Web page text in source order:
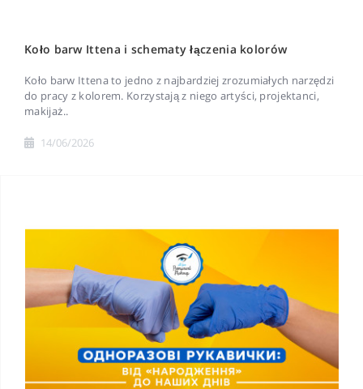
Koło barw Ittena i schematy łączenia kolorów
Koło barw Ittena to jedno z najbardziej zrozumiałych narzędzi
do pracy z kolorem. Korzystają z niego artyści, projektanci,
makijaż..
14/06/2026